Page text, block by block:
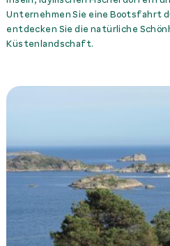
Unternehmen Sie eine Bootsfahrt
entdecken Sie die natürliche
Küstenlandschaft.